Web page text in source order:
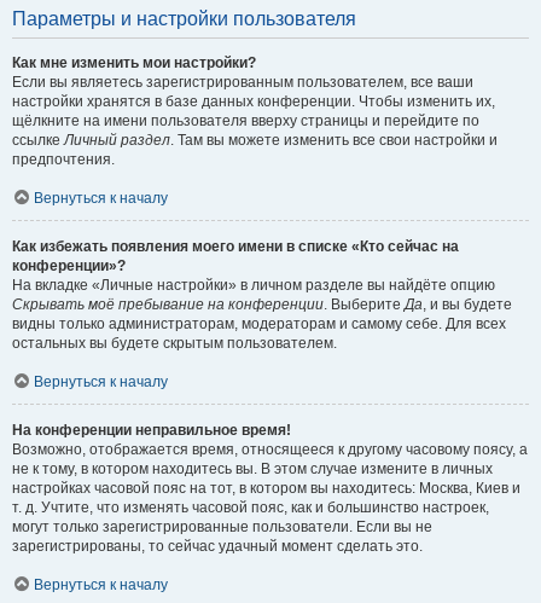
Параметры и настройки пользователя
Как мне изменить мои настройки?
Если вы являетесь зарегистрированным пользователем, все ваши
настройки хранятся в базе данных конференции. Чтобы изменить их,
щёлкните на имени пользователя вверху страницы и перейдите по
ссылкеЛичный раздел. Там вы можете изменить все свои настройки и
предпочтения.
Вернуться к началу
Как избежать появления моего имени в списке «Кто сейчас на
конференции»?
На вкладке «Личные настройки» в личном разделе вы найдёте опцию
Скрывать моё пребывание на конференции. ВыберитеДа, и вы будете
видны только администраторам, модераторам и самому себе. Для всех
остальных вы будете скрытым пользователем.
Вернуться к началу
На конференции неправильное время!
Возможно, отображается время, относящееся к другому часовому поясу, а
не к тому, в котором находитесь вы. В этом случае измените в личных
настройках часовой пояс на тот, в котором вы находитесь: Москва, Киев и
т. д. Учтите, что изменять часовой пояс, как и большинство настроек,
могут только зарегистрированные пользователи. Если вы не
зарегистрированы, то сейчас удачный момент сделать это.
Вернуться к началу